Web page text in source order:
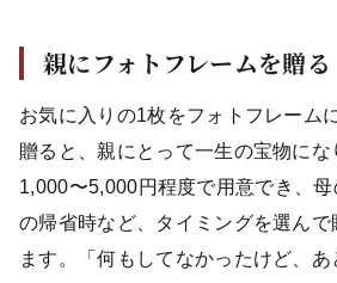
親にフォトフレームを贈る
お気に入りの1枚をフォトフレーム
贈ると、親にとって一生の宝物に
1,000〜5,000円程度で用意でき、
の帰省時など、タイミングを選んで
ます。「何もしてなかったけど、